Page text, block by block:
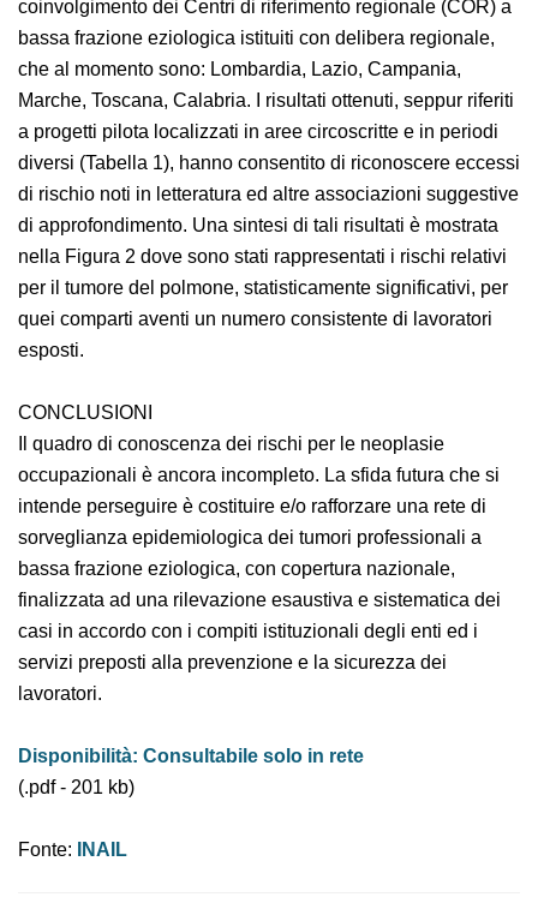
contempla il coinvolgimento dei Centri di riferimento
regionale (COR) a bassa frazione eziologica istituiti con
delibera regionale, che al momento sono: Lombardia,
Lazio, Campania, Marche, Toscana, Calabria. I risultati
ottenuti, seppur riferiti a progetti pilota localizzati in
aree circoscritte e in periodi diversi (Tabella 1), hanno
consentito di riconoscere eccessi di rischio noti in
letteratura ed altre associazioni suggestive di
approfondimento. Una sintesi di tali risultati è
mostrata nella Figura 2 dove sono stati rappresentati i
rischi relativi per il tumore del polmone,
statisticamente significativi, per quei comparti aventi
CONCLUSIONI
Il quadro di conoscenza dei rischi per le neoplasie
occupazionali è ancora incompleto. La sfida futura che
si intende perseguire è costituire e/o rafforzare una
rete di sorveglianza epidemiologica dei tumori
professionali a bassa frazione eziologica, con copertura
nazionale, finalizzata ad una rilevazione esaustiva e
sistematica dei casi in accordo con i compiti
istituzionali degli enti ed i servizi preposti alla
Disponibilità: Consultabile solo in rete